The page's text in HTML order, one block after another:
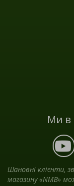
Ми в
Шановні клієнти,
магазину «NMB»